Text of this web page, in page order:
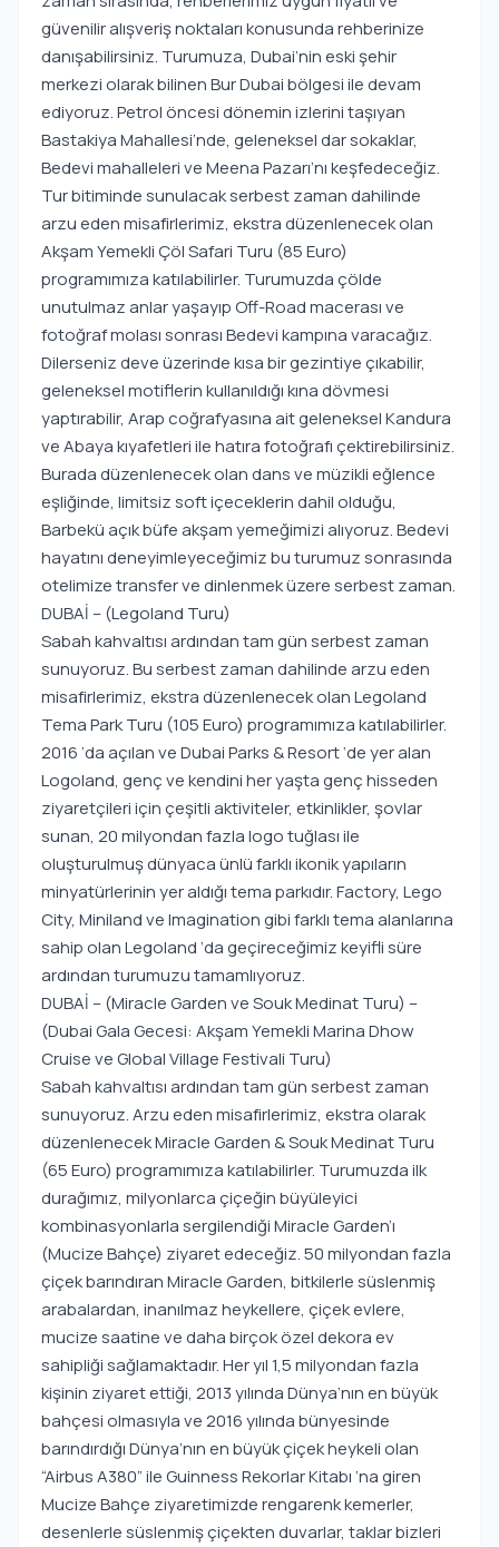
güvenilir alışveriş noktaları konusunda rehberinize
danışabilirsiniz. Turumuza, Dubai’nin eski şehir
merkezi olarak bilinen Bur Dubai bölgesi ile devam
ediyoruz. Petrol öncesi dönemin izlerini taşıyan
Bastakiya Mahallesi’nde, geleneksel dar sokaklar,
Bedevi mahalleleri ve Meena Pazarı’nı keşfedeceğiz.
Tur bitiminde sunulacak serbest zaman dahilinde
arzu eden misafirlerimiz, ekstra düzenlenecek olan
Akşam Yemekli Çöl Safari Turu (85 Euro)
programımıza katılabilirler. Turumuzda çölde
unutulmaz anlar yaşayıp Off-Road macerası ve
fotoğraf molası sonrası Bedevi kampına varacağız.
Dilerseniz deve üzerinde kısa bir gezintiye çıkabilir,
geleneksel motiflerin kullanıldığı kına dövmesi
yaptırabilir, Arap coğrafyasına ait geleneksel Kandura
ve Abaya kıyafetleri ile hatıra fotoğrafı çektirebilirsiniz.
Burada düzenlenecek olan dans ve müzikli eğlence
eşliğinde, limitsiz soft içeceklerin dahil olduğu,
Barbekü açık büfe akşam yemeğimizi alıyoruz. Bedevi
hayatını deneyimleyeceğimiz bu turumuz sonrasında
otelimize transfer ve dinlenmek üzere serbest zaman.
DUBAİ – (Legoland Turu)
Sabah kahvaltısı ardından tam gün serbest zaman
sunuyoruz. Bu serbest zaman dahilinde arzu eden
misafirlerimiz, ekstra düzenlenecek olan Legoland
Tema Park Turu (105 Euro) programımıza katılabilirler.
2016 ‘da açılan ve Dubai Parks & Resort ‘de yer alan
Logoland, genç ve kendini her yaşta genç hisseden
ziyaretçileri için çeşitli aktiviteler, etkinlikler, şovlar
sunan, 20 milyondan fazla logo tuğlası ile
oluşturulmuş dünyaca ünlü farklı ikonik yapıların
minyatürlerinin yer aldığı tema parkıdır. Factory, Lego
City, Miniland ve Imagination gibi farklı tema alanlarına
sahip olan Legoland ‘da geçireceğimiz keyifli süre
ardından turumuzu tamamlıyoruz.
DUBAİ – (Miracle Garden ve Souk Medinat Turu) –
(Dubai Gala Gecesi: Akşam Yemekli Marina Dhow
Cruise ve Global Village Festivali Turu)
Sabah kahvaltısı ardından tam gün serbest zaman
sunuyoruz. Arzu eden misafirlerimiz, ekstra olarak
düzenlenecek Miracle Garden & Souk Medinat Turu
(65 Euro) programımıza katılabilirler. Turumuzda ilk
durağımız, milyonlarca çiçeğin büyüleyici
kombinasyonlarla sergilendiği Miracle Garden’ı
(Mucize Bahçe) ziyaret edeceğiz. 50 milyondan fazla
çiçek barındıran Miracle Garden, bitkilerle süslenmiş
arabalardan, inanılmaz heykellere, çiçek evlere,
mucize saatine ve daha birçok özel dekora ev
sahipliği sağlamaktadır. Her yıl 1,5 milyondan fazla
kişinin ziyaret ettiği, 2013 yılında Dünya’nın en büyük
bahçesi olmasıyla ve 2016 yılında bünyesinde
barındırdığı Dünya’nın en büyük çiçek heykeli olan
“Airbus A380” ile Guinness Rekorlar Kitabı ‘na giren
Mucize Bahçe ziyaretimizde rengarenk kemerler,
desenlerle süslenmiş çiçekten duvarlar, taklar bizleri